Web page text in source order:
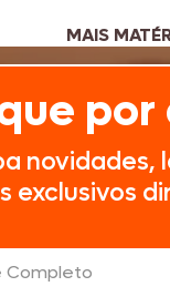
MAIS
novidades,
exclusivos
Completo